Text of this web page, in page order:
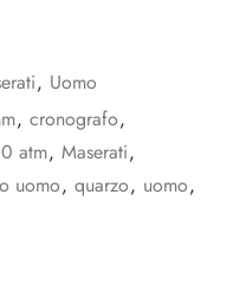
, Uomo
, cronografo,
atm, Maserati,
uomo, quarzo, uomo,